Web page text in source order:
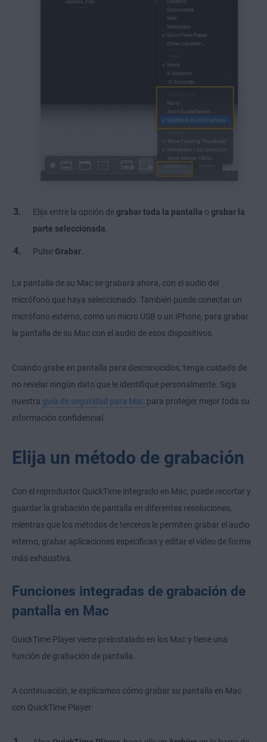
Elija entre la opción de grabar toda la pantalla o grabar la
parte seleccionada
Pulse Grabar
La pantalla de su Mac se grabará ahora, con el audio del
micrófono que haya seleccionado. También puede conectar un
micrófono externo, como un micro USB o un iPhone, para grabar
la pantalla de su Mac con el audio de esos dispositivos.
Cuando grabe en pantalla para desconocidos, tenga cuidado de
no revelar ningún dato que le identifique personalmente. Siga
nuestra guía de seguridad para Mac para proteger mejor toda su
información confidencial.
Elija un método de grabación
Con el reproductor QuickTime integrado en Mac, puede recortar y
guardar la grabación de pantalla en diferentes resoluciones,
mientras que los métodos de terceros le permiten grabar el audio
interno, grabar aplicaciones específicas y editar el vídeo de forma
más exhaustiva.
Funciones integradas de grabación de
pantalla en Mac
QuickTime Player viene preinstalado en los Mac y tiene una
función de grabación de pantalla.
A continuación, le explicamos cómo grabar su pantalla en Mac
con QuickTime Player: